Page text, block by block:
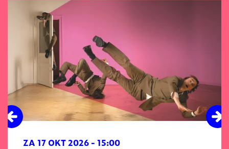
ZA 17 OKT 2026 - 15:00